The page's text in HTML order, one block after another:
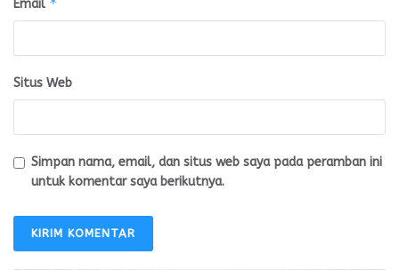
Email
Situs Web
Simpan nama, email, dan situs web saya pada peramban ini
untuk komentar saya berikutnya.